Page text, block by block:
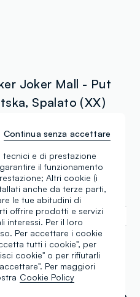
Joker Mall - Put
Spalato (XX)
09:00-21:00
09:00-21:00
09:00-21:00
09:00-21:00
09:00-21:00
09:00-21:00
09:00-21:00
e di prestazione
il funzionamento
Altri cookie (i
anche da terze parti,
le tue abitudini di
offrire prodotti e servizi
interessi. Per il loro
Per accettare i cookie
tutti i cookie", per
cookie" o per rifiutarli
Per maggiori
Cookie Policy
Continua senza accettare